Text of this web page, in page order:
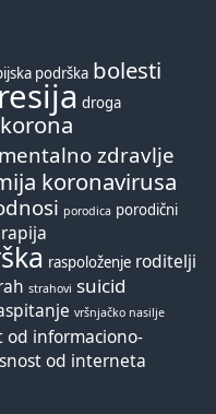
podrška bolesti
droga
korona
mentalno zdravlje
koronavirusa
porodica porodični
raspoloženje roditelji
strahovi suicid
vršnjačko nasilje
od informaciono-
od interneta